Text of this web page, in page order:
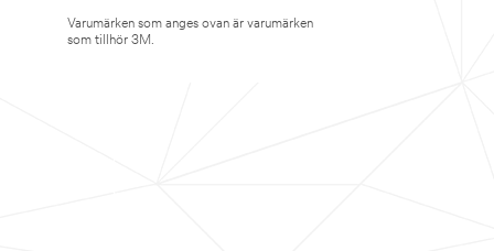
Varumärken som anges ovan är varumärken
som tillhör 3M.